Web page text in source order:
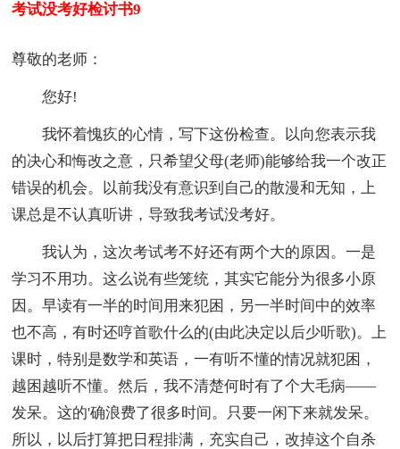
考试没考好检讨书9
尊敬的老师：
您好!
我怀着愧疚的心情，写下这份检查。以向您表示我
的决心和悔改之意，只希望父母(老师)能够给我一个改正
错误的机会。以前我没有意识到自己的散漫和无知，上
课总是不认真听讲，导致我考试没考好。
我认为，这次考试考不好还有两个大的原因。一是
学习不用功。这么说有些笼统，其实它能分为很多小原
因。早读有一半的时间用来犯困，另一半时间中的效率
也不高，有时还哼首歌什么的(由此决定以后少听歌)。上
课时，特别是数学和英语，一有听不懂的情况就犯困，
越困越听不懂。然后，我不清楚何时有了个大毛病——
发呆。这的'确浪费了很多时间。只要一闲下来就发呆。
所以，以后打算把日程排满，充实自己，改掉这个自杀